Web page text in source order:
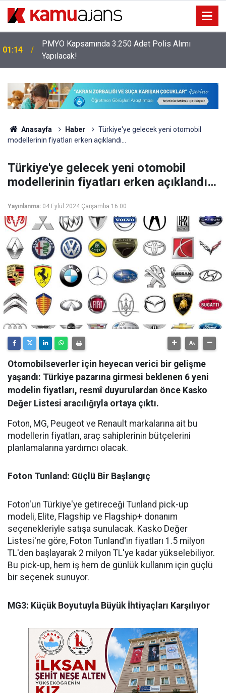
01:14
PMYO Kapsamında 3.250 Adet Polis Alımı
Yapılacak!
Anasayfa Haber
Türkiye'ye gelecek yeni otomobil
modellerinin fiyatları erken açıklandı…
Türkiye'ye gelecek yeni otomobil
modellerinin fiyatları erken açıklandı…
Yayınlanma: 04 Eylül 2024 Çarşamba 16:00
Otomobilseverler için heyecan verici bir gelişme
yaşandı: Türkiye pazarına girmesi beklenen 6 yeni
modelin fiyatları, resmî duyurulardan önce Kasko
Değer Listesi aracılığıyla ortaya çıktı.
Foton, MG, Peugeot ve Renault markalarına ait bu
modellerin fiyatları, araç sahiplerinin bütçelerini
planlamalarına yardımcı olacak.
Foton Tunland: Güçlü Bir Başlangıç
Foton'un Türkiye'ye getireceği Tunland pick-up
modeli, Elite, Flagship ve Flagship+ donanım
seçenekleriyle satışa sunulacak. Kasko Değer
Listesi'ne göre, Foton Tunland'ın fiyatları 1.5 milyon
TL'den başlayarak 2 milyon TL'ye kadar yükselebiliyor.
Bu pick-up, hem iş hem de günlük kullanım için güçlü
bir seçenek sunuyor.
MG3: Küçük Boyutuyla Büyük İhtiyaçları Karşılıyor